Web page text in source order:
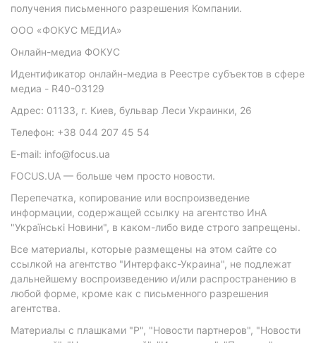
получения письменного разрешения Компании.
ООО «ФОКУС МЕДИА»
Онлайн-медиа ФОКУС
Идентификатор онлайн-медиа в Реестре субъектов в сфере
медиа - R40-03129
Адрес: 01133, г. Киев, бульвар Леси Украинки, 26
Телефон: +38 044 207 45 54
E-mail: info@focus.ua
FOCUS.UA — больше чем просто новости.
Перепечатка, копирование или воспроизведение
информации, содержащей ссылку на агентство ИнА
"Українські Новини", в каком-либо виде строго запрещены.
Все материалы, которые размещены на этом сайте со
ссылкой на агентство "Интерфакс-Украина", не подлежат
дальнейшему воспроизведению и/или распространению в
любой форме, кроме как с письменного разрешения
агентства.
Материалы с плашками "Р", "Новости партнеров", "Новости